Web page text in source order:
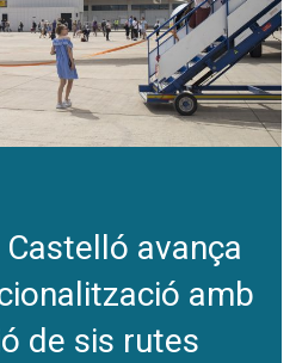
avança
amb
de sis rutes